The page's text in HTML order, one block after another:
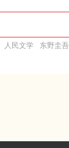
人民文学 东野圭吾